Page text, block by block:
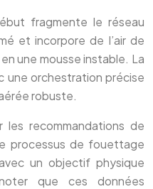
fragmente le réseau
et incorpore de l’air de
une mousse instable. La
une orchestration précise
robuste.
recommandations de
processus de fouettage
un objectif physique
que ces données